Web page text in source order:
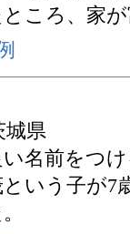
ころ、家
城県
名前をつ
いう子が7